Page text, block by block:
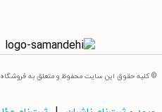
© کلیه حقوق این سایت محفوظ و متعلق به